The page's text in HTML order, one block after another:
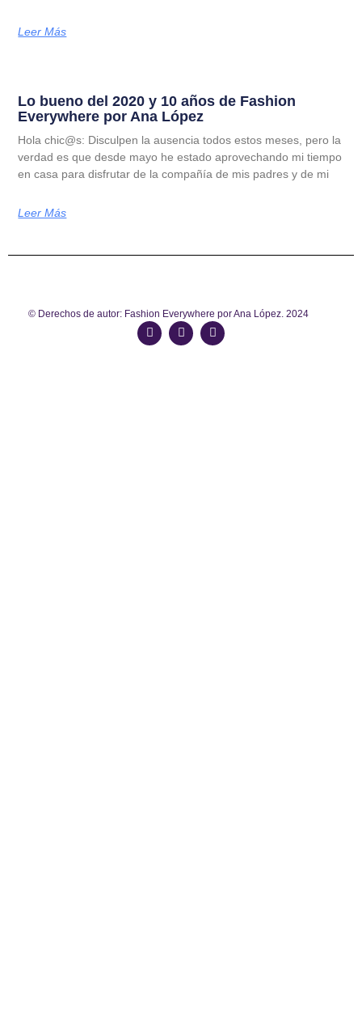
Leer Más
Lo bueno del 2020 y 10 años de Fashion
Everywhere por Ana López
Hola chic@s: Disculpen la ausencia todos estos meses, pero la
verdad es que desde mayo he estado aprovechando mi tiempo
en casa para disfrutar de la compañía de mis padres y de mi
Leer Más
© Derechos de autor: Fashion Everywhere por Ana López. 2024